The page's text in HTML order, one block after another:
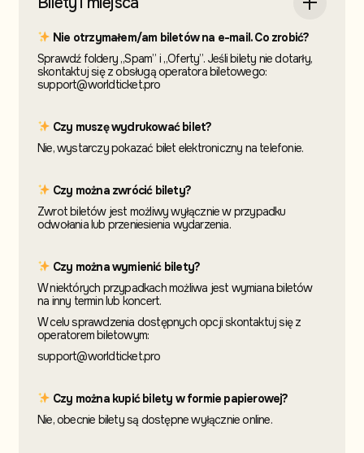
Nie otrzymałem/am biletów na e-mail. Co zrobić?
Sprawdź foldery „Spam” i „Oferty”. Jeśli bilety nie dotarły,
skontaktuj się z obsługą operatora biletowego:
support@worldticket.pro
Czy muszę wydrukować bilet?
Nie, wystarczy pokazać bilet elektroniczny na telefonie.
Czy można zwrócić bilety?
Zwrot biletów jest możliwy wyłącznie w przypadku
odwołania lub przeniesienia wydarzenia.
Czy można wymienić bilety?
W niektórych przypadkach możliwa jest wymiana biletów
na inny terminlub koncert.
W celu sprawdzenia dostępnych opcji skontaktujsię z
operatorem biletowym:
support@worldticket.pro
Czy można kupić bilety w formie papierowej?
Nie, obecnie bilety są dostępne wyłącznie online.